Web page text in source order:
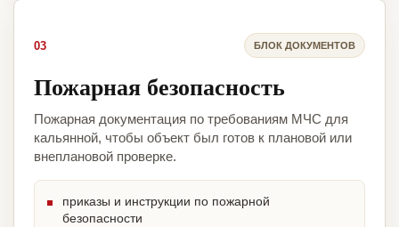
03 БЛОК ДОКУМЕНТОВ
Пожарная безопасность
Пожарная документация по требованиям МЧС для
кальянной, чтобы объект был готов к плановой или
внеплановой проверке.
приказы и инструкции по пожарной
безопасности